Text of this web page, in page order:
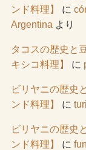
ンド料理】
に
Argentina より
タコスの歴史と
キシコ料理】
に
ビリヤニの歴史
ンド料理】
に
ビリヤニの歴史
ンド料理】
に